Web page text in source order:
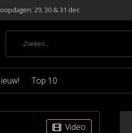
29, 30 & 31 dec
Top 10
Video